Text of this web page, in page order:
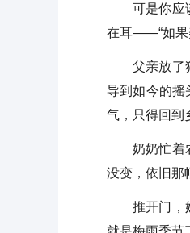
可是你应
在耳——“如果
父亲放了
导到如今的摇
气，只得回到
奶奶忙着
没变，依旧那
推开门，